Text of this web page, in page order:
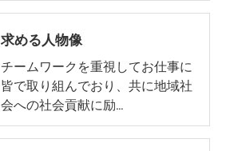
求める人物像
チームワークを重視してお仕事に
皆で取り組んでおり、共に地域社
会への社会貢献に励…